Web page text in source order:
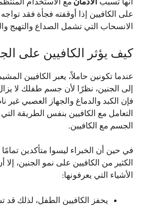
على الكافيين إذا أوقفته فجأة فقد
الانسحاب التي تشمل الصداع والتهيج
كيف يؤثر الكافيين على
عندما تكونين حاملاً، يعبر الكافيين
إلى الجنين، نظرًا لأن جسم طفلك لا
فإن الكبد والدماغ والجهاز العصبي غير
التعامل مع الكافيين بنفس الطريقة التي
الجسم مع الكافيين.
في حين أن الخبراء ليسوا متأكدين
الكثير من الكافيين على نمو الجنين،
الأشياء التي يعرفونها:
يحفز الكافيين الطفل، لذلك